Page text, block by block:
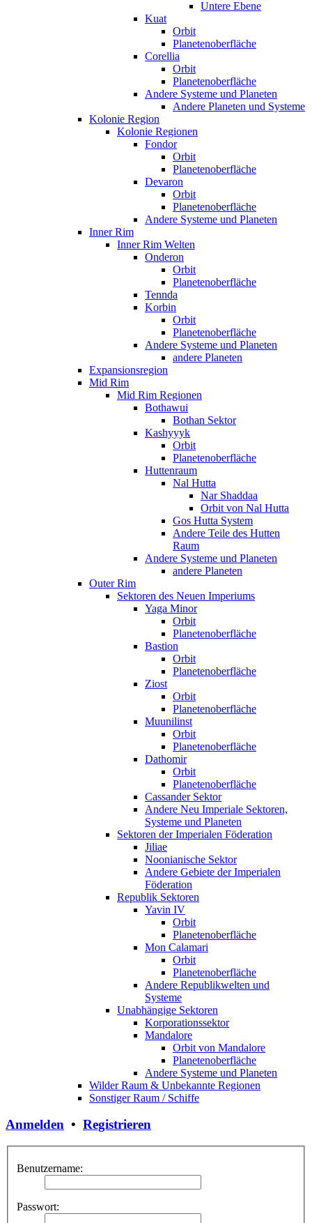
Untere Ebene
Kuat
Orbit
Planetenoberfläche
Corellia
Orbit
Planetenoberfläche
Andere Systeme und Planeten
Andere Planeten und Systeme
Kolonie Region
Kolonie Regionen
Fondor
Orbit
Planetenoberfläche
Devaron
Orbit
Planetenoberfläche
Andere Systeme und Planeten
Inner Rim
Inner Rim Welten
Onderon
Orbit
Planetenoberfläche
Tennda
Korbin
Orbit
Planetenoberfläche
Andere Systeme und Planeten
andere Planeten
Expansionsregion
Mid Rim
Mid Rim Regionen
Bothawui
Bothan Sektor
Kashyyyk
Orbit
Planetenoberfläche
Huttenraum
Nal Hutta
Nar Shaddaa
Orbit von Nal Hutta
Gos Hutta System
Andere Teile des Hutten
Raum
Andere Systeme und Planeten
andere Planeten
Outer Rim
Sektoren des Neuen Imperiums
Yaga Minor
Orbit
Planetenoberfläche
Bastion
Orbit
Planetenoberfläche
Ziost
Orbit
Planetenoberfläche
Muunilinst
Orbit
Planetenoberfläche
Dathomir
Orbit
Planetenoberfläche
Cassander Sektor
Andere Neu Imperiale Sektoren,
Systeme und Planeten
Sektoren der Imperialen Föderation
Jiliae
Noonianische Sektor
Andere Gebiete der Imperialen
Föderation
Republik Sektoren
Yavin IV
Orbit
Planetenoberfläche
Mon Calamari
Orbit
Planetenoberfläche
Andere Republikwelten und
Systeme
Unabhängige Sektoren
Korporationssektor
Mandalore
Orbit von Mandalore
Planetenoberfläche
Andere Systeme und Planeten
Wilder Raum & Unbekannte Regionen
Sonstiger Raum / Schiffe
Anmelden • Registrieren
Benutzername:
Passwort: